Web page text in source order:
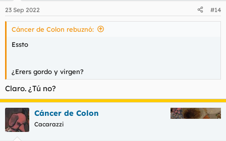
23 Sep 2022 #14
Cáncer de Colon rebuznó:
Essto
¿Erers gordo y virgen?
Claro. ¿Tú no?
Cáncer de Colon
Cacarazzi